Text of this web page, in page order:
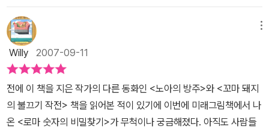
들에게는 지루하지 않게 로마 숫자를 터득할 수 있는 기회가 되겠다.
처음에는 기호마다 의미가 있지 않을까 했는데 이런 로마 숫자의 7개
기호 역시 약속에 의해서 만들어졌다는 사실은 넌즈시 알게 된다.
Willy 2007-09-11
전에 이 책을 지은 작가의 다른 동화인 <노아의 방주>와 <꼬마 돼지
의 불끄기 작전> 책을 읽어본 적이 있기에 이번에 미래그림책에서 나
온 <로마 숫자의 비밀찾기>가 무척이나 궁금해졌다. 아직도 사람들